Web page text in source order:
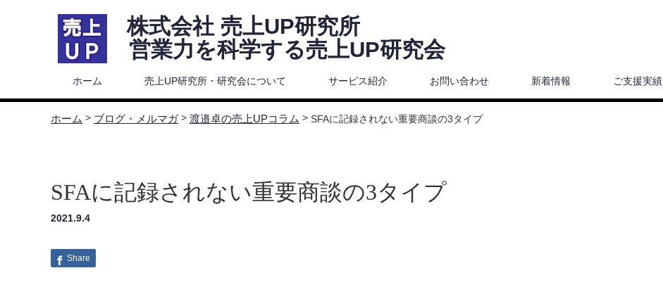
株式会社 売上UP研究所
営業力を科学する売上UP研究会
ホーム 売上UP研究所・研究会について サービス紹介 お問い合わせ 新着情報 ご支援実績
ホーム > ブログ・メルマガ > 渡邉卓の売上UPコラム > SFAに記録されない重要商談の3タイプ
SFAに記録されない重要商談の3タイプ
2021.9.4
Share